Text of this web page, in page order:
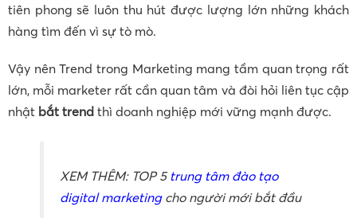
tiên phong sẽ luôn thu hút được lượng lớn những khách
hàng tìm đến vì sự tò mò.
Vậy nên Trend trong Marketing mang tầm quan trọng rất
lớn, mỗi marketer rất cần quan tâm và đòi hỏi liên tục cập
nhật bắt trend thì doanh nghiệp mới vững mạnh được.
XEM THÊM: TOP 5trung tâm đào tạo
digital marketingcho người mới bắt đầu